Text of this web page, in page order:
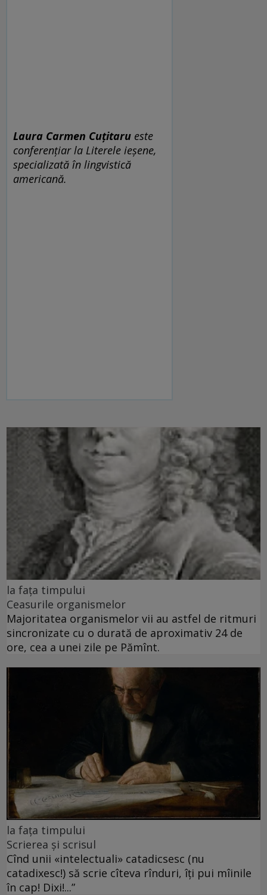
Laura Carmen Cuțitaru este
conferențiar la Literele ieșene,
specializată în lingvistică
americană.
la fața timpului
Ceasurile organismelor
Majoritatea organismelor vii au astfel de ritmuri
sincronizate cu o durată de aproximativ 24 de
ore, cea a unei zile pe Pămînt.
la fața timpului
Scrierea și scrisul
Cînd unii «intelectuali» catadicsesc (nu
catadixesc!) să scrie cîteva rînduri, îți pui mîinile
în cap! Dixi!...”